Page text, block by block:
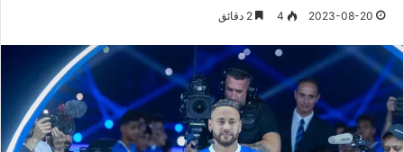
2023-08-20
4